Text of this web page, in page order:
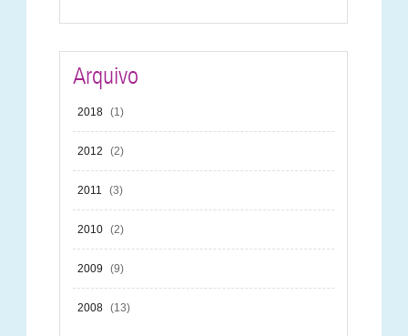
Arquivo
2018 (1)
2012 (2)
2011 (3)
2010 (2)
2009 (9)
2008 (13)